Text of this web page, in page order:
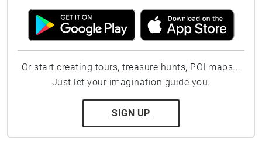
Or start creating tours, treasure hunts, POI maps...
Just let your imagination guide you.
SIGN UP